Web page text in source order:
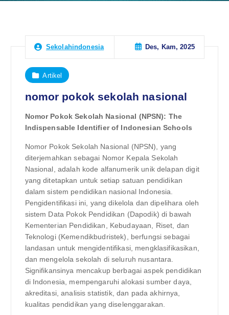
Sekolahindonesia Des, Kam, 2025
Artikel
nomor pokok sekolah nasional
Nomor Pokok Sekolah Nasional (NPSN): The
Indispensable Identifier of Indonesian Schools
Nomor Pokok Sekolah Nasional (NPSN), yang
diterjemahkan sebagai Nomor Kepala Sekolah
Nasional, adalah kode alfanumerik unik delapan digit
yang ditetapkan untuk setiap satuan pendidikan
dalam sistem pendidikan nasional Indonesia.
Pengidentifikasi ini, yang dikelola dan dipelihara oleh
sistem Data Pokok Pendidikan (Dapodik) di bawah
Kementerian Pendidikan, Kebudayaan, Riset, dan
Teknologi (Kemendikbudristek), berfungsi sebagai
landasan untuk mengidentifikasi, mengklasifikasikan,
dan mengelola sekolah di seluruh nusantara.
Signifikansinya mencakup berbagai aspek pendidikan
di Indonesia, mempengaruhi alokasi sumber daya,
akreditasi, analisis statistik, dan pada akhirnya,
kualitas pendidikan yang diselenggarakan.